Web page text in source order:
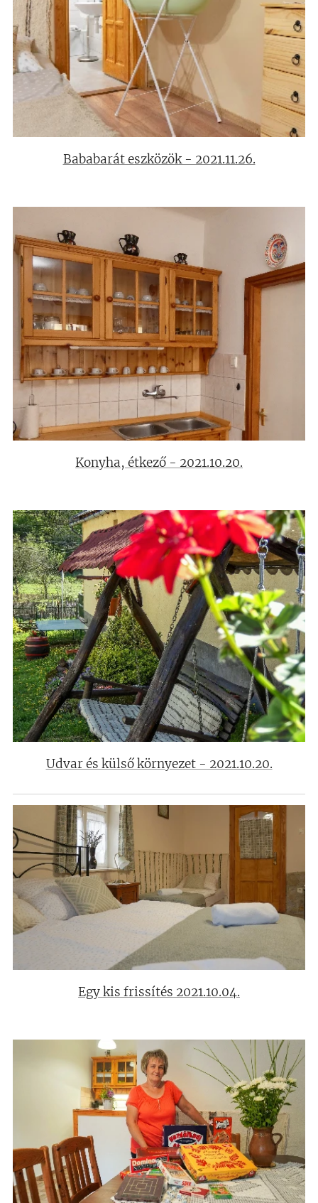
Bababarát eszközök - 2021.11.26.
Konyha, étkező - 2021.10.20.
Udvar és külső környezet - 2021.10.20.
Egy kis frissítés 2021.10.04.